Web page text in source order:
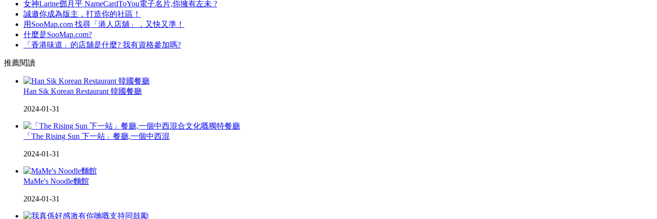
女神Larine鄧月平 NameCardToYou電子名片,你擁有左未 ?
誠邀你成為版主，打造你的社區！
用SooMap.com 找尋「港人店舖」，又快又準！
什麼是SooMap.com?
「香港味道」的店舖是什麼? 我有資格參加嗎?
推薦閱讀
Han Sik Korean Restaurant 韓國餐廳
2024-01-31
「The Rising Sun 下一站」餐廳,一個中西混
2024-01-31
MaMe's Noodle麵館
2024-01-31